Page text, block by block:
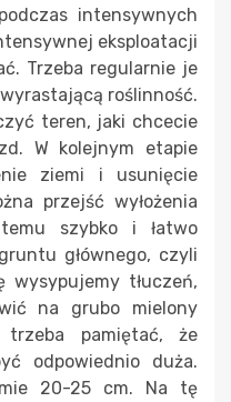
intensywnych
eksploatacji
Trzeba regularnie je
roślinność.
teren, jaki chcecie
W kolejnym etapie
ziemi i usunięcie
przejść wyłożenia
szybko i łatwo
głównego, czyli
wysypujemy tłuczeń,
na grubo mielony
pamiętać, że
odpowiednio duża.
20-25 cm. Na tę